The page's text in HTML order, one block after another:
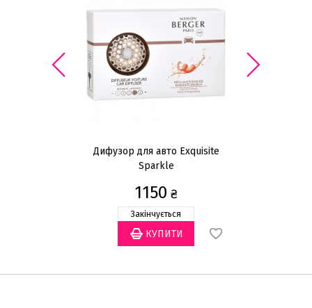
Дифузор для авто Exquisite
Sparkle
1150 ₴
Закінчується